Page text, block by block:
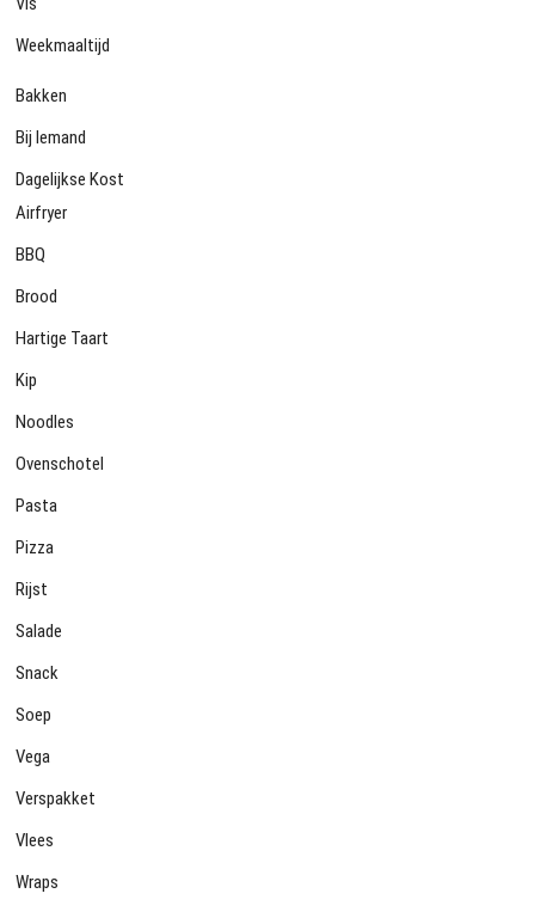
Weekmaaltijd
Bakken
Bij Iemand
Dagelijkse Kost
Airfryer
BBQ
Brood
Hartige Taart
Kip
Noodles
Ovenschotel
Pasta
Pizza
Rijst
Salade
Snack
Soep
Vega
Verspakket
Vlees
Wraps